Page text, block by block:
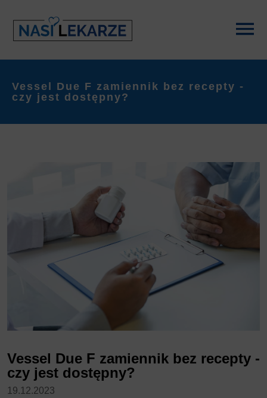
Vessel Due F zamiennik bez recepty -
czy jest dostępny?
Vessel Due F zamiennik bez recepty -
czy jest dostępny?
19.12.2023